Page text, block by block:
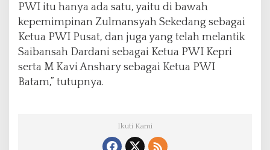
PWI itu hanya ada satu, yaitu di bawah
kepemimpinan Zulmansyah Sekedang sebagai
Ketua PWI Pusat, dan juga yang telah melantik
Saibansah Dardani sebagai Ketua PWI Kepri
serta M Kavi Anshary sebagai Ketua PWI
Batam,” tutupnya.
Ikuti Kami